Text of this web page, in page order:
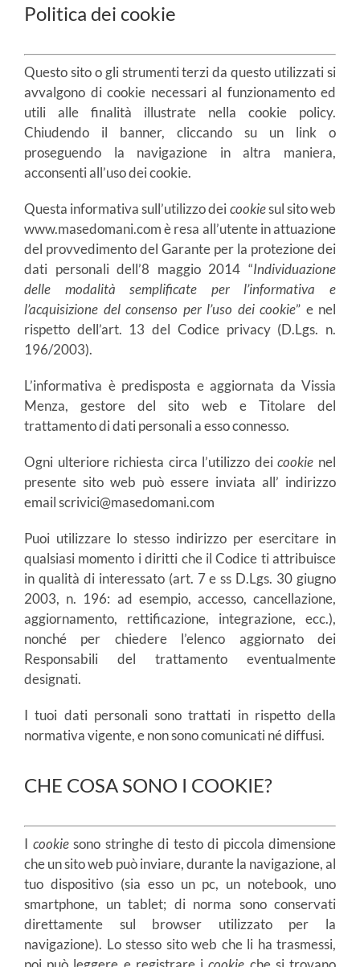
Politica dei cookie
Questo sito o gli strumenti terzi da questo utilizzati si
avvalgono di cookie necessari al funzionamento ed
utili alle finalità illustrate nella cookie policy.
Chiudendo il banner, cliccando su un link o
proseguendo la navigazione in altra maniera,
acconsenti all’uso dei cookie.
Questa informativa sull’utilizzo deicookiesul sito web
www.masedomani.com è resa all’utente in attuazione
del provvedimento del Garante per la protezione dei
dati personali dell’8 maggio 2014 “Individuazione
delle modalità semplificate per l’informativa e
l’acquisizione del consenso per l’uso dei cookie” e nel
rispetto dell’art. 13 del Codice privacy (D.Lgs. n.
196/2003).
L’informativa è predisposta e aggiornata da Vissia
Menza, gestore del sito web e Titolare del
trattamento di dati personali a esso connesso.
Ogni ulteriore richiesta circa l’utilizzo deicookie nel
presente sito web può essere inviata all’ indirizzo
email scrivici@masedomani.com
Puoi utilizzare lo stesso indirizzo per esercitare in
qualsiasi momento i diritti che il Codice ti attribuisce
in qualità di interessato (art. 7 e ss D.Lgs. 30 giugno
2003, n. 196: ad esempio, accesso, cancellazione,
aggiornamento, rettificazione, integrazione, ecc.),
nonché per chiedere l’elenco aggiornato dei
Responsabili del trattamento eventualmente
designati.
I tuoi dati personali sono trattati in rispetto della
normativa vigente, e non sono comunicati né diffusi.
CHE COSA SONO I COOKIE?
I cookiesono stringhe di testo di piccola dimensione
che un sito web può inviare, durante la navigazione, al
tuo dispositivo (sia esso un pc, un notebook, uno
smartphone, un tablet; di norma sono conservati
direttamente sul browser utilizzato per la
navigazione). Lo stesso sito web che li ha trasmessi,